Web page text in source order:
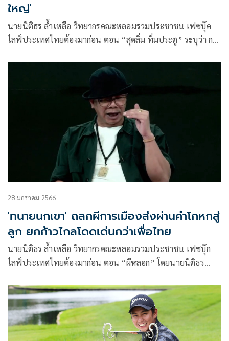
ใหญ่'
นายนิติธร ล้ำเหลือ วิทยากรคณะหลอมรวมประชาชน เฟซบุ๊ค
ไลฟ์ประเทศไทยต้องมาก่อน ตอน “สุดลิ่ม ทิ่มประตู” ระบุว่า การ
28 มกราคม 2566
'ทนายนกเขา' ถลกผีการเมืองส่งผ่านคำโกหกสู่
ลูก ยกก้าวไกลโดดเด่นกว่าเพื่อไทย
นายนิติธร ล้ำเหลือ วิทยากรคณะหลอมรวมประชาชน เฟซบุ๊ก
ไลฟ์ประเทศไทยต้องมาก่อน ตอน “ผีหลอก” โดยนายนิติธร